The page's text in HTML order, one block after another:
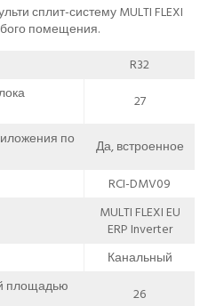
сплит-систему MULTI FLEXI
помещения.
R32
27
по
Да, встроенное
RCI-DMV09
MULTI FLEXI EU
ERP Inverter
Канальный
площадью
26